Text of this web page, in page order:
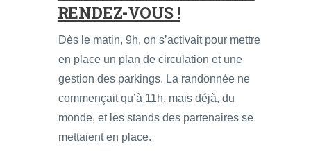
RENDEZ-VOUS !
Dès le matin, 9h, on s’activait pour mettre
en place un plan de circulation et une
gestion des parkings. La randonnée ne
commençait qu’à 11h, mais déjà, du
monde, et les stands des partenaires se
mettaient en place.